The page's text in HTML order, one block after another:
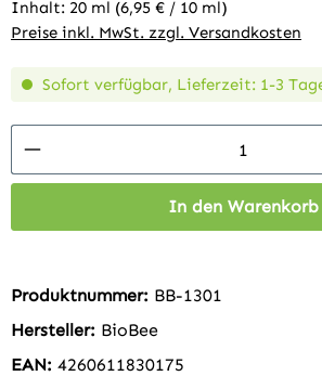
Inhalt: 20 ml (6,95 € / 10 ml)
Preise inkl. MwSt. zzgl. Versandkosten
Sofort verfügbar, Lieferzeit: 1-3
Produkt Anzahl: Gib den
In den Warenkorb
Produktnummer: BB-1301
Hersteller: BioBee
EAN: 4260611830175